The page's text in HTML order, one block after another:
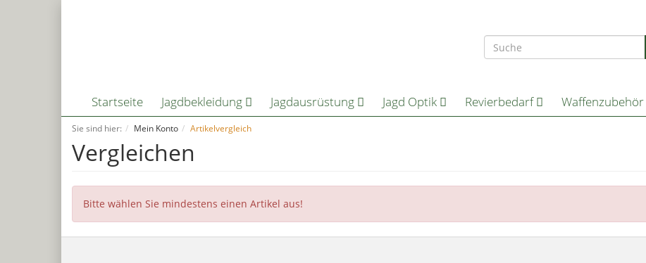
Startseite Jagdbekleidung Jagdausrüstung Jagd Optik Revierbedarf Waffenzubehör
Sie sind hier: Mein Konto Artikelvergleich
Vergleichen
Bitte wählen Sie mindestens einen Artikel aus!